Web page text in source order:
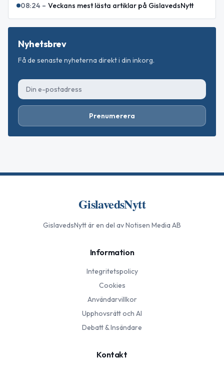
08:24 – Veckans mest lästa artiklar på GislavedsNytt
Nyhetsbrev
Få de senaste nyheterna direkt i din inkorg.
Prenumerera
GislavedsNytt
GislavedsNyttär en del av Notisen Media AB
Information
Integritetspolicy
Cookies
Användarvillkor
Upphovsrätt och AI
Debatt & Insändare
Kontakt